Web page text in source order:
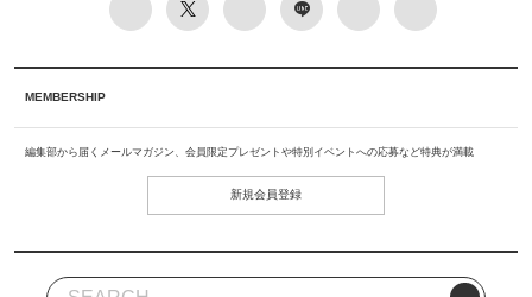
MEMBERSHIP
編集部から届くメールマガジン、会員限定プレゼントや特別イベントへの応募など特典が満載
新規会員登録